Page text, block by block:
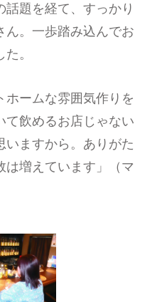
題を経て、すっかり
ん。一歩踏み込んでお
。
ホームな雰囲気作りを
て飲めるお店じゃない
いますから。ありがた
は増えています」（マ